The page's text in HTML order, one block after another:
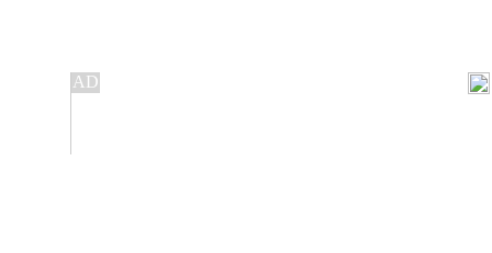
金融